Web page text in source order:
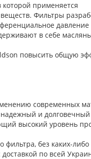
применяется
Фильтры
в себе
повысить общую
современных
надежный и
высокий уровень
без каких-либо
по всей